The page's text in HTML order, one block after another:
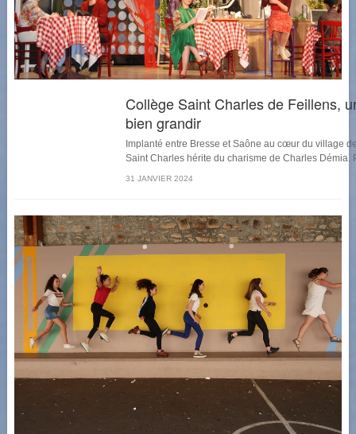
Collège Saint Charles de Feillens,
bien grandir
Implanté entre Bresse et Saône au cœur du village
Saint Charles hérite du charisme de Charles Démia.
31 JANVIER 2024